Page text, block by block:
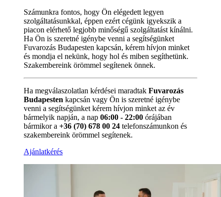
Számunkra fontos, hogy Ön elégedett legyen
szolgáltatásunkkal, éppen ezért cégünk igyekszik a
piacon elérhető legjobb minőségű szolgáltatást kínálni.
Ha Ön is szeretné igénybe venni a segítségünket
Fuvarozás Budapesten kapcsán, kérem hívjon minket
és mondja el nekünk, hogy hol és miben segíthetünk.
Szakembereink örömmel segítenek önnek.
Ha megválaszolatlan kérdései maradtak Fuvarozás
Budapesten kapcsán vagy Ön is szeretné igénybe
venni a segítségünket kérem hívjon minket az év
bármelyik napján, a nap 06:00 - 22:00 órájában
bármikor a +36 (70) 678 00 24 telefonszámunkon és
szakembereink örömmel segítenek.
Ajánlatkérés